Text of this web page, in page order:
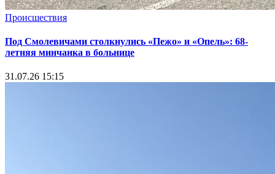
Происшествия
Под Смолевичами столкнулись «Пежо» и «Опель»: 68-
летняя минчанка в больнице
31.07.26 15:15